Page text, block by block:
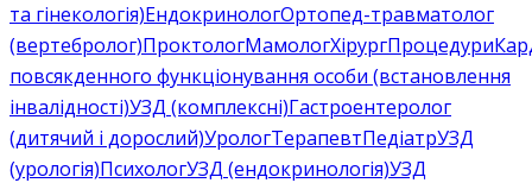
та гінекологія)ЕндокринологОртопед-травматолог
(вертебролог)ПроктологМамологХірургПроцедури
повсякденного функціонування особи (встановлення
інвалідності)УЗД (комплексні)Гастроентеролог
(дитячий і дорослий)УрологТерапевтПедіатрУЗД
(урологія)ПсихологУЗД (ендокринологія)УЗД